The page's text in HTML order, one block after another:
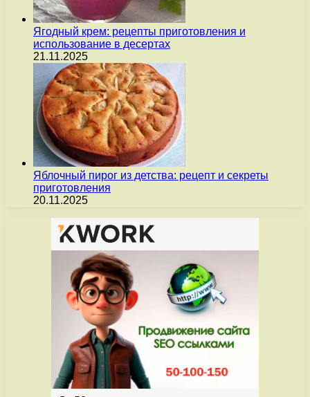
Ягодный крем: рецепты приготовления и
использование в десертах
21.11.2025
Яблочный пирог из детства: рецепт и секреты
приготовления
20.11.2025